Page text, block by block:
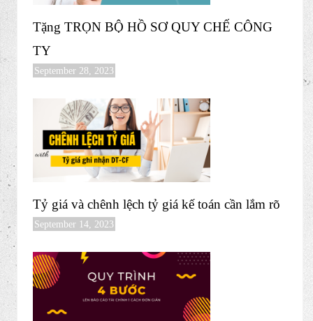
Tổng hợp công văn quan trọng về hóa đơn
năm 2023
October 16, 2023
Tặng TRỌN BỘ HỒ SƠ QUY CHẾ CÔNG
TY
September 28, 2023